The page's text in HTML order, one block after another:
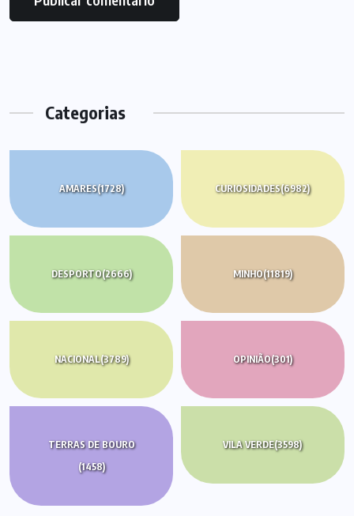
Categorias
AMARES(1728) CURIOSIDADES(6982)
DESPORTO(2666) MINHO(11819)
NACIONAL(3789) OPINIÃO(301)
TERRAS DE BOURO
(1458)
VILA VERDE(3598)